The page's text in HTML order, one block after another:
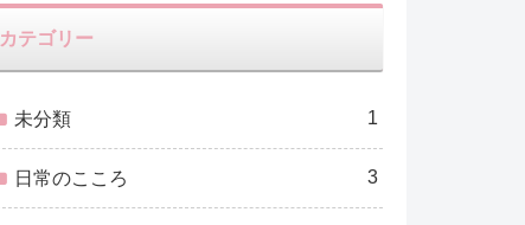
カテゴリー
未分類 1
日常のこころ 3